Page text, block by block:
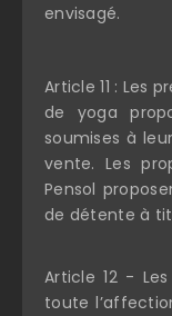
envisagé.
Article 11 : Les
de yoga
soumises à
vente. Les
Pensol
de détente à
Article 12 -
toute